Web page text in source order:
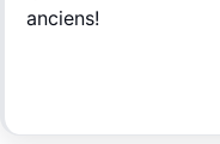
anciens!